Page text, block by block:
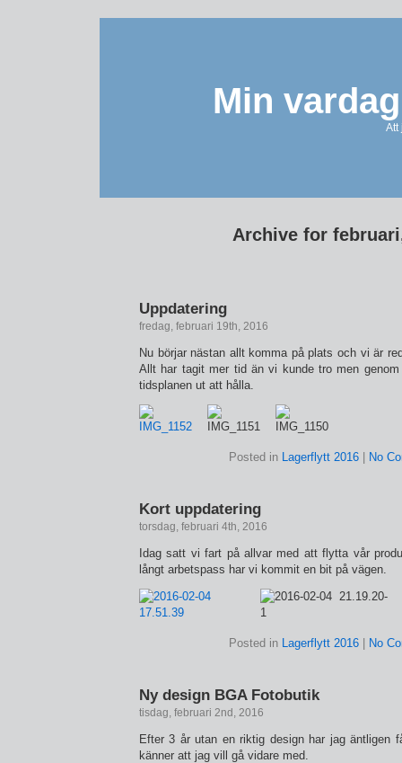
Min
Att
Archive for
Uppdatering
fredag, februari 19th, 2016
Nu börjar nästan allt komma på plats och vi är
Allt har tagit mer tid än vi kunde tro men
tidsplanen ut att hålla.
Posted in Lagerflytt 2016 No
Kort uppdatering
torsdag, februari 4th, 2016
Idag satt vi fart på allvar med att flytta vår
långt arbetspass har vi kommit en bit på vägen.
Posted in Lagerflytt 2016 No
Ny design BGA Fotobutik
tisdag, februari 2nd, 2016
Efter 3 år utan en riktig design har jag äntligen
känner att jag vill gå vidare med.